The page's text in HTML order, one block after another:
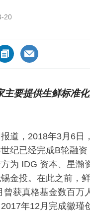
20
16751.html
主要提供生鲜标准
道，2018年3月6日
纪已经完成B轮融资
为 IDG 资本、星瀚
金投。在此之前，
曾获真格基金数百万
年12月完成徽瑾